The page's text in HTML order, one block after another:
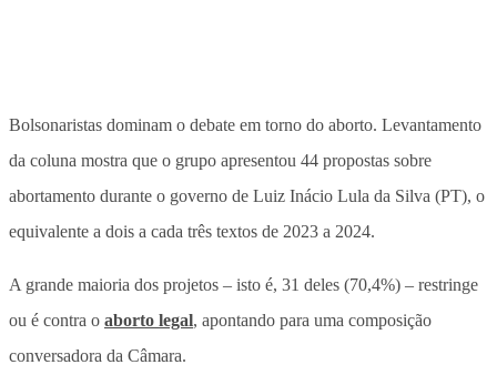
Bolsonaristas dominam o debate em torno do aborto. Levantamento
da coluna mostra que o grupo apresentou 44 propostas sobre
abortamento durante o governo de Luiz Inácio Lula da Silva (PT), o
equivalente a dois a cada três textos de 2023 a 2024.
A grande maioria dos projetos – isto é, 31 deles (70,4%) – restringe
ou é contra o aborto legal, apontando para uma composição
conversadora da Câmara.